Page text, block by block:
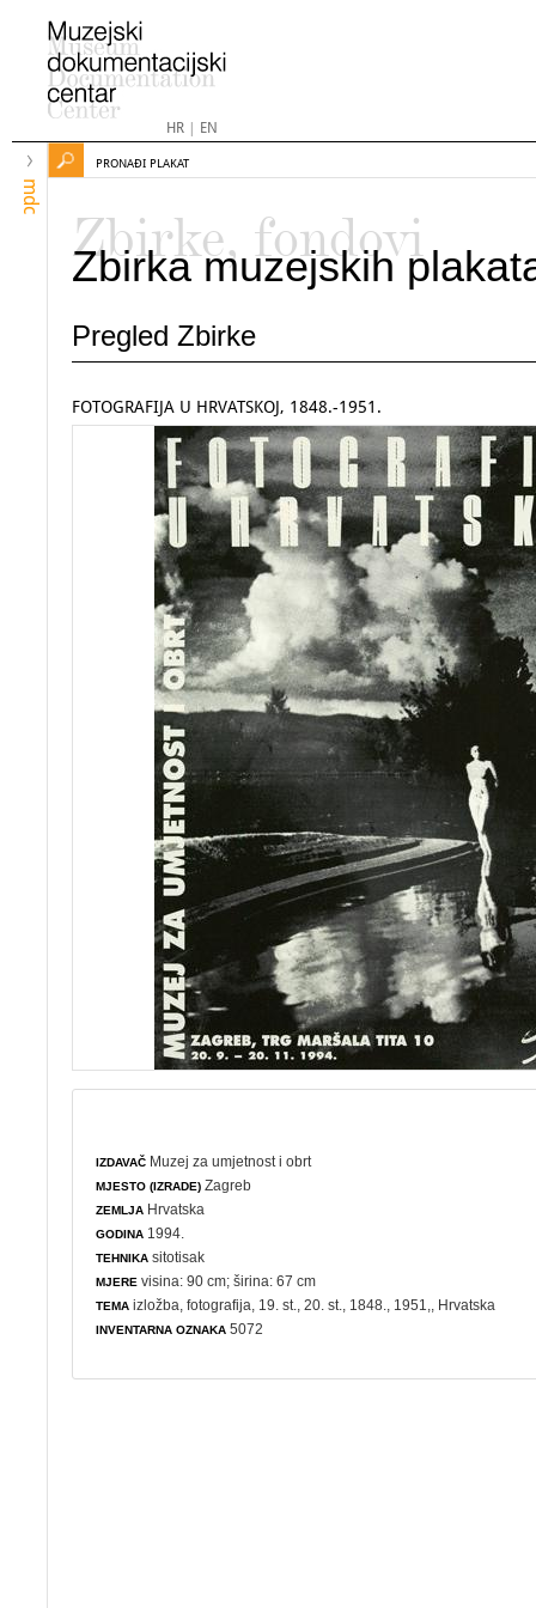
HR| EN
mdc
PRONAĐI PLAKAT
Zbirke, fondovi
Zbirka muzejskih
Pregled Zbirke
FOTOGRAFIJA U HRVATSKOJ, 1848.-1951.
IZDAVAČ Muzej za umjetnost i obrt
MJESTO (IZRADE) Zagreb
ZEMLJA Hrvatska
GODINA 1994.
TEHNIKA sitotisak
MJERE visina: 90 cm; širina: 67 cm
TEMA izložba ,fotografija , 19. st., 20. st., 1848., 1951,, Hrvatska
INVENTARNA OZNAKA 5072